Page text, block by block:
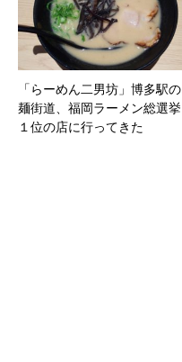
「らーめん二男坊」博多駅の
麺街道、福岡ラーメン総選挙
１位の店に行ってきた